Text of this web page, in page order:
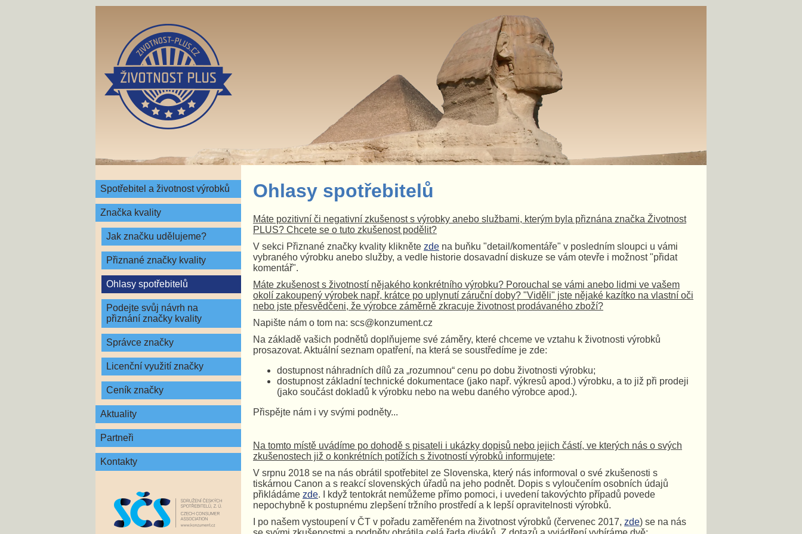
Spotřebitel a životnost výrobků
Značka kvality
Jak značku udělujeme?
Přiznané značky kvality
Ohlasy spotřebitelů
Podejte svůj návrh na
přiznání značky kvality
Správce značky
Licenční využití značky
Ceník značky
Aktuality
Partneři
Kontakty
Ohlasy spotřebitelů
Máte pozitivní či negativní zkušenost s výrobky anebo službami, kterým byla přiznána značka Životnost
PLUS? Chcete se o tuto zkušenost podělit?
V sekci Přiznané značky kvality klikněte zde na buňku "detail/komentáře" v posledním sloupci u vámi
vybraného výrobku anebo služby, a vedle historie dosavadní diskuze se vám otevře i možnost "přidat
komentář".
Máte zkušenost s životností nějakého konkrétního výrobku? Porouchal se vámi anebo lidmi ve vašem
okolí zakoupený výrobek např, krátce po uplynutí záruční doby? "Viděli" jste nějaké kazítko na vlastní oči
nebo jste přesvědčeni, že výrobce záměrně zkracuje životnost prodávaného zboží?
Napište nám o tom na: scs@konzument.cz
Na základě vašich podnětů doplňujeme své záměry, které chceme ve vztahu k životnosti výrobků
prosazovat. Aktuální seznam opatření, na která se soustředíme je zde:
dostupnost náhradních dílů za „rozumnou“ cenu po dobu životnosti výrobku;
dostupnost základní technické dokumentace (jako např. výkresů apod.) výrobku, a to již při prodeji
(jako součást dokladů k výrobku nebo na webu daného výrobce apod.).
Přispějte nám i vy svými podněty...
Na tomto místě uvádíme po dohodě s pisateli i ukázky dopisů nebo jejich částí, ve kterých nás o svých
zkušenostech již o konkrétních potížích s životností výrobků informujete:
V srpnu 2018 se na nás obrátil spotřebitel ze Slovenska, který nás informoval o své zkušenosti s
tiskárnou Canon a s reakcí slovenských úřadů na jeho podnět. Dopis s vyloučením osobních údajů
přikládáme zde. I když tentokrát nemůžeme přímo pomoci, i uvedení takovýchto případů povede
nepochybně k postupnému zlepšení tržního prostředí a k lepší opravitelnosti výrobků.
I po našem vystoupení v ČT v pořadu zaměřeném na životnost výrobků (červenec 2017, zde) se na nás